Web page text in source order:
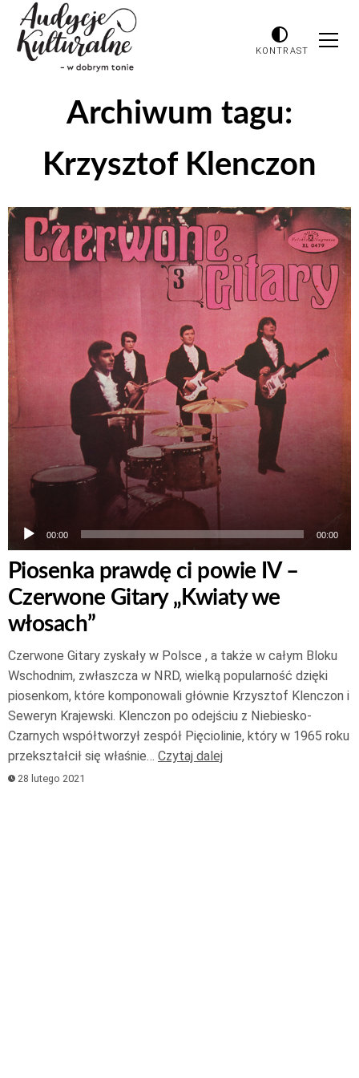
KONTRAST
Archiwum tagu:
Krzysztof Klenczon
Odtwarzacz
plików
dźwiękowych
00:00 00:00
Piosenka prawdę ci powie IV –
Czerwone Gitary „Kwiaty we
włosach”
Czerwone Gitary zyskały w Polsce , a także w całym Bloku
Wschodnim, zwłaszcza w NRD, wielką popularność dzięki
piosenkom, które komponowali głównie Krzysztof Klenczon i
Seweryn Krajewski. Klenczon po odejściu z Niebiesko-
Czarnych współtworzył zespół Pięciolinie, który w 1965 roku
przekształcił się właśnie… Czytaj dalej
28 lutego 2021